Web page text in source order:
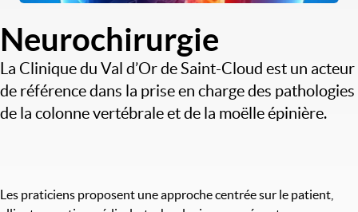
Neurochirurgie
La Clinique du Val d’Or de Saint-Cloud est un acteur
de référence dans la prise en charge des pathologies
de la colonne vertébrale et de la moëlle épinière.
Les praticiens proposent une approche centrée sur le patient,